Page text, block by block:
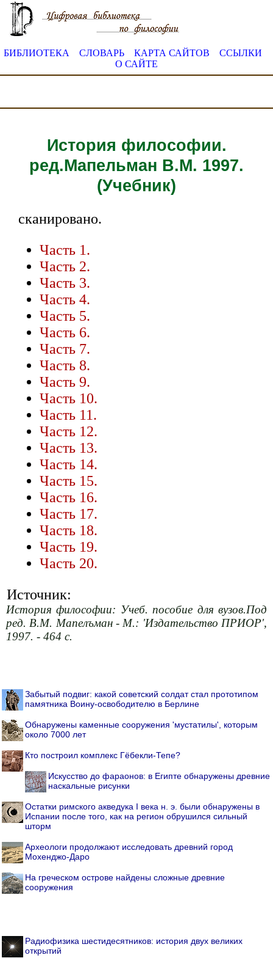
БИБЛИОТЕКА СЛОВАРЬ КАРТА САЙТОВ
ССЫЛКИ
О САЙТЕ
История философии.
ред.Мапельман В.М. 1997.
(Учебник)
сканировано.
Часть 1.
Часть 2.
Часть 3.
Часть 4.
Часть 5.
Часть 6.
Часть 7.
Часть 8.
Часть 9.
Часть 10.
Часть 11.
Часть 12.
Часть 13.
Часть 14.
Часть 15.
Часть 16.
Часть 17.
Часть 18.
Часть 19.
Часть 20.
Источник:
История философии: Учеб. пособие для вузов.Под
ред. В.М. Мапелъман - М.: 'Издательство ПРИОР',
1997. - 464 с.
Забытый подвиг: какой советский солдат стал прототипом
памятника Воину-освободителю в Берлине
Обнаружены каменные сооружения 'мустатилы', которым
около 7000 лет
Кто построил комплекс Гёбекли-Тепе?
Искусство до фараонов: в Египте обнаружены древние
наскальные рисунки
Остатки римского акведука I века н. э. были обнаружены в
Испании после того, как на регион обрушился сильный
шторм
Археологи продолжают исследовать древний город
Мохенджо-Даро
На греческом острове найдены сложные древние
сооружения
Радиофизика шестидесятников: история двух великих
открытий